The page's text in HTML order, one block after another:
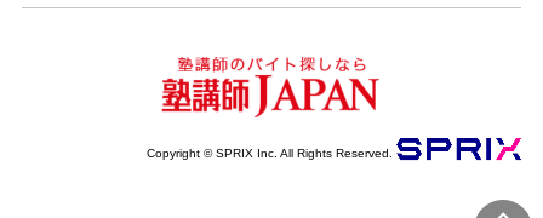
Copyright © SPRIX Inc. All Rights Reserved.